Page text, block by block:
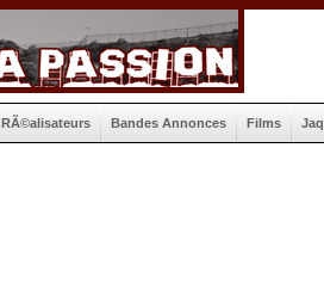
RÃ©alisateurs Bandes Annonces Films